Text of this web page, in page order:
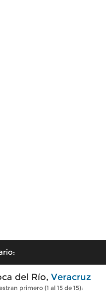
del Río, Veracruz
primero (1 al 15 de 15):